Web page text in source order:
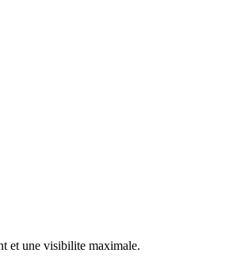
et une visibilite maximale.